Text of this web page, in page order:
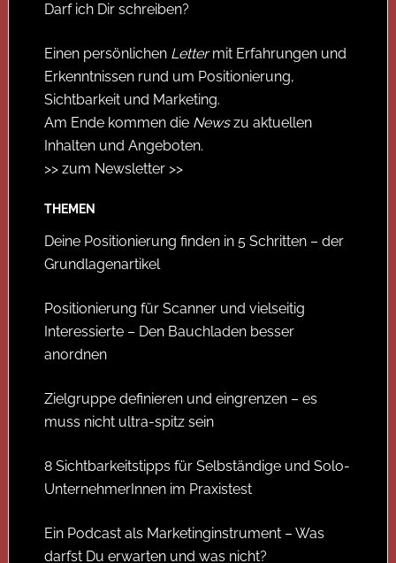
Darf ich Dir schreiben?
Einen persönlichen Lettermit Erfahrungen und
Erkenntnissen rund um Positionierung,
Sichtbarkeit und Marketing.
Am Ende kommen die Newszu aktuellen
Inhalten und Angeboten.
>> zum Newsletter >>
THEMEN
Deine Positionierung finden in 5 Schritten – der
Grundlagenartikel
Positionierung für Scanner und vielseitig
Interessierte – Den Bauchladen besser
anordnen
Zielgruppe definieren und eingrenzen – es
muss nicht ultra-spitz sein
8 Sichtbarkeitstipps für Selbständige und Solo-
UnternehmerInnen im Praxistest
Ein Podcast als Marketinginstrument – Was
darfst Du erwarten und was nicht?